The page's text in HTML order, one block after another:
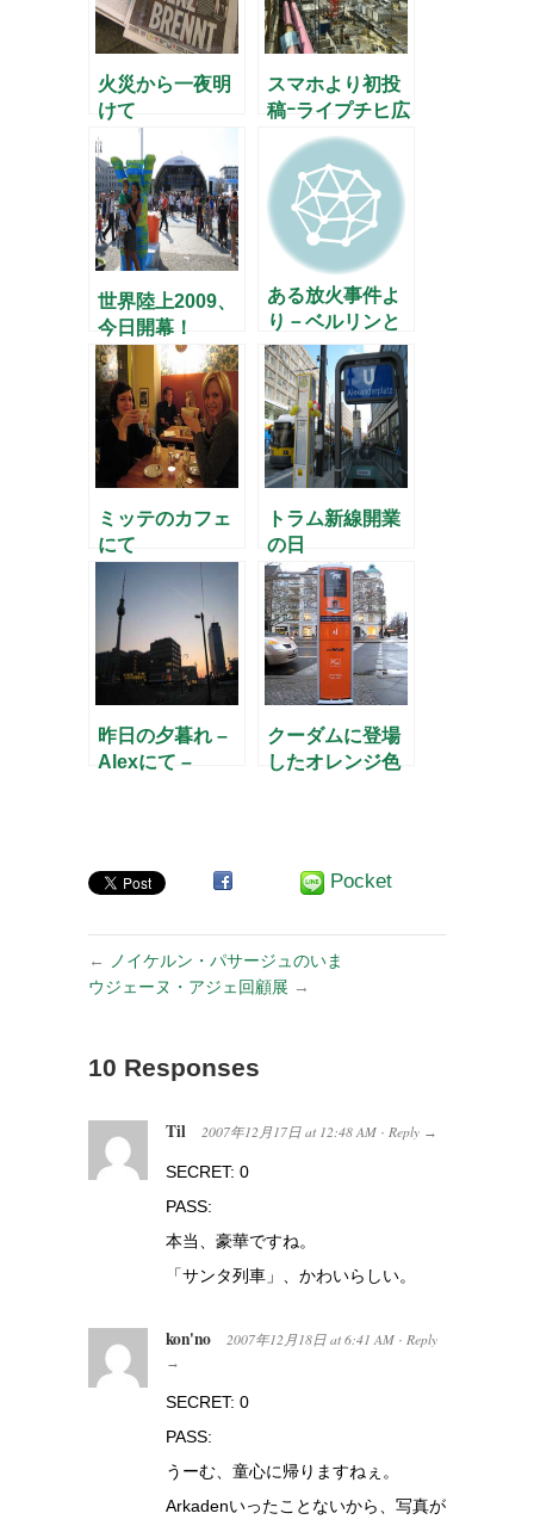
火災から一夜明
けて
スマホより初投
稿ｰライプチヒ広
世界陸上2009、
今日開幕！
ある放火事件よ
り－ベルリンと
外国人－
ミッテのカフェ
にて
トラム新線開業
の日
昨日の夕暮れ –
Alexにて –
クーダムに登場
したオレンジ色
Pocket
←
ノイケルン・パサージュのいま
ウジェーヌ・アジェ回顧展 →
10 Responses
Til 2007年12月17日 at 12:48 AM · Reply →
SECRET: 0
PASS:
本当、豪華ですね。
「サンタ列車」、かわいらしい。
kon'no 2007年12月18日 at 6:41 AM · Reply
→
SECRET: 0
PASS:
うーむ、童心に帰りますねぇ。
Arkadenいったことないから、写真が